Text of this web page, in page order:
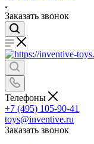
Заказать звонок
Телефоны
+7 (495) 105-90-41
toys@inventive.ru
Заказать звонок